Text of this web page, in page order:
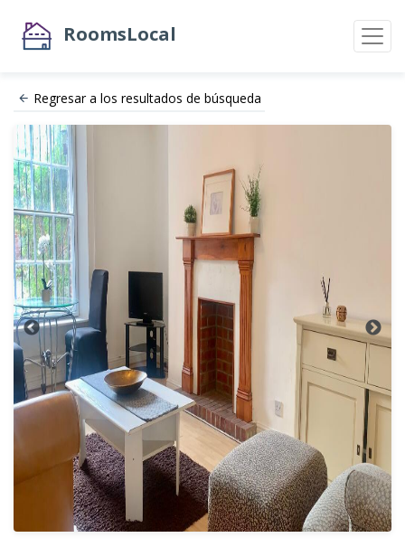
RoomsLocal
Regresar a los resultados de búsqueda